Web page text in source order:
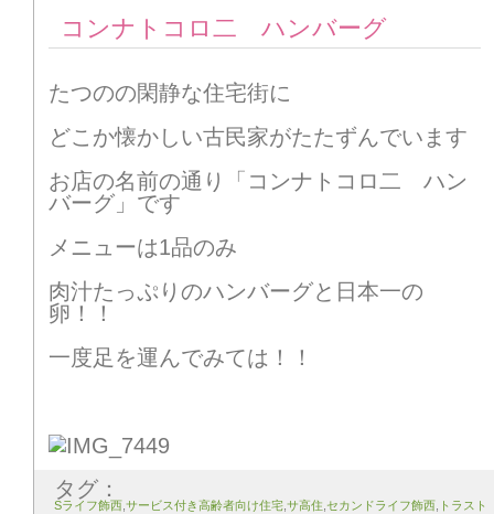
コンナトコロ二 ハンバーグ
たつのの閑静な住宅街に
どこか懐かしい古民家がたたずんでいます
お店の名前の通り「コンナトコロ二 ハン
バーグ」です
メニューは1品のみ
肉汁たっぷりのハンバーグと日本一の
卵！！
一度足を運んでみては！！
タグ：
Sライフ飾西 サービス付き高齢者向け住宅 サ高住 セカンドライフ飾西 トラスト